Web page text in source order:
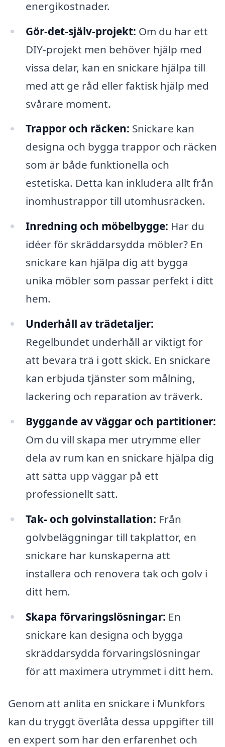
energikostnader.
Gör-det-själv-projekt: Om du har ett
DIY-projekt men behöver hjälp med
vissa delar, kan en snickare hjälpa till
med att ge råd eller faktisk hjälp med
svårare moment.
Trappor och räcken: Snickare kan
designa och bygga trappor och räcken
som är både funktionella och
estetiska. Detta kan inkludera allt från
inomhustrappor till utomhusräcken.
Inredning och möbelbygge: Har du
idéer för skräddarsydda möbler? En
snickare kan hjälpa dig att bygga
unika möbler som passar perfekt i ditt
hem.
Underhåll av trädetaljer:
Regelbundet underhåll är viktigt för
att bevara trä i gott skick. En snickare
kan erbjuda tjänster som målning,
lackering och reparation av träverk.
Byggande av väggar och partitioner:
Om du vill skapa mer utrymme eller
dela av rum kan en snickare hjälpa dig
att sätta upp väggar på ett
professionellt sätt.
Tak- och golvinstallation: Från
golvbeläggningar till takplattor, en
snickare har kunskaperna att
installera och renovera tak och golv i
ditt hem.
Skapa förvaringslösningar: En
snickare kan designa och bygga
skräddarsydda förvaringslösningar
för att maximera utrymmet i ditt hem.
Genom att anlita en snickare i Munkfors
kan du tryggt överlåta dessa uppgifter till
en expert som har den erfarenhet och